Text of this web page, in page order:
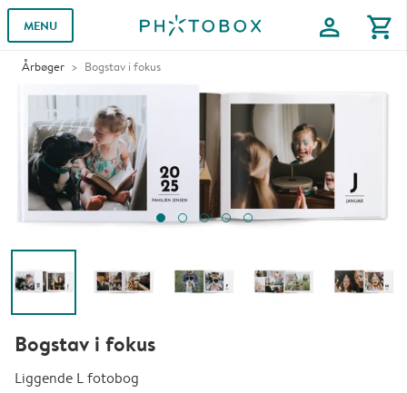
MENU profile shopping_cart
Årbøger Bogstav i fokus
Bogstav i fokus
Liggende L fotobog